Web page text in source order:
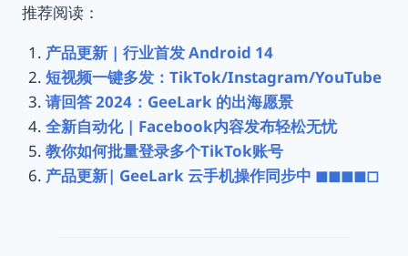
推荐阅读：
产品更新 | 行业首发 Android 14
短视频一键多发：TikTok/Instagram/YouTube
请回答 2024：GeeLark 的出海愿景
全新自动化 | Facebook内容发布轻松无忧
教你如何批量登录多个TikTok账号
产品更新| GeeLark 云手机操作同步中 ◼︎◼︎◼︎◼︎◻︎